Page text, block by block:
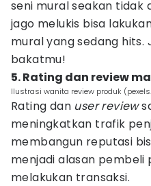
seni mural seakan tidak
jago melukis bisa
mural yang sedang hits.
bakatmu!
5. Rating dan review
Ilustrasi wanita review produk
Rating dan user review
meningkatkan trafik
membangun reputasi
menjadi alasan
melakukan transaksi.